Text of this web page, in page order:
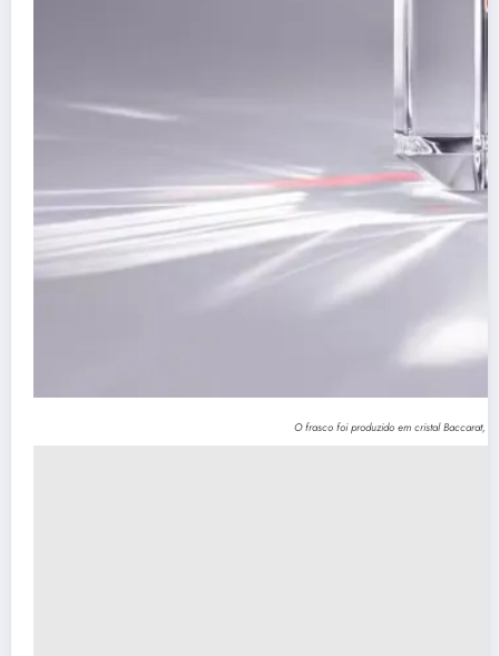
O frasco foi produzido em cristal Baccarat,